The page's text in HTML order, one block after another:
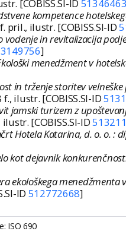
[COBISS.SI-ID
kompetence
pril., ilustr. [COBISS.SI-ID
vodenje in revitalizacija
]
menedžment v
in trženje storitev
ilustr. [COBISS.SI-ID
jamski turizem z
[COBISS.SI-ID
Hotela Katarina, d. o. o. :
kot dejavnik
ekološkega menedžmenta
ID 512772668]
ISO 690